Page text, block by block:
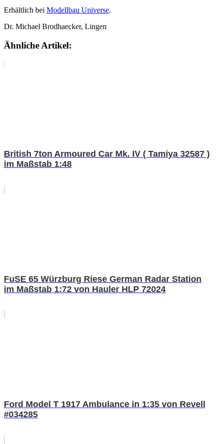
Erhältlich bei Modellbau Universe.
Dr. Michael Brodhaecker, Lingen
Ähnliche Artikel:
British 7ton Armoured Car Mk. IV ( Tamiya 32587 )
im Maßstab 1:48
FuSE 65 Würzburg Riese German Radar Station
im Maßstab 1:72 von Hauler HLP 72024
Ford Model T 1917 Ambulance in 1:35 von Revell
#034285